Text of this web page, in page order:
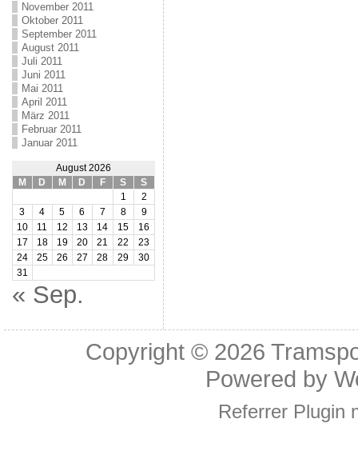
November 2011
Oktober 2011
September 2011
August 2011
Juli 2011
Juni 2011
Mai 2011
April 2011
März 2011
Februar 2011
Januar 2011
August 2026
M
D M D F S
S
1
2
3
4 5 6 7 8
9
10
11 12 13 14 15
16
17
18 19 20 21 22
23
24
25 26 27 28 29
30
31
« Sep.
Copyright © 2026
Powered by
Referrer Plugin